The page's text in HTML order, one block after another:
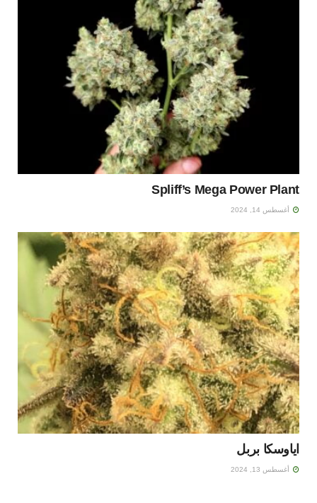
Spliff’s Mega Power Plant
أغسطس 14, 2024
اياوسكا بربل
أغسطس 13, 2024